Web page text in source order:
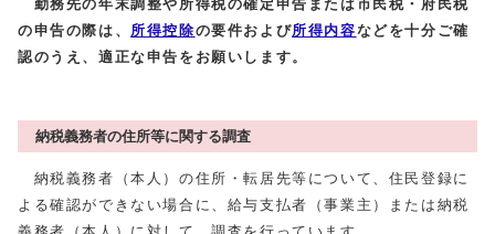
勤務先の年末調整や所得税の確定申告または市民税・府民税
の申告の際は、 所得控除の要件および所得内容などを十分ご確
認のうえ、適正な申告をお願いします。
納税義務者の住所等に関する調査
納税義務者（本人）の住所・転居先等について、住民登録に
よる確認ができない場合に、給与支払者（事業主）または納税